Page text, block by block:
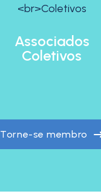
Associados
Coletivos
Torne-se membro